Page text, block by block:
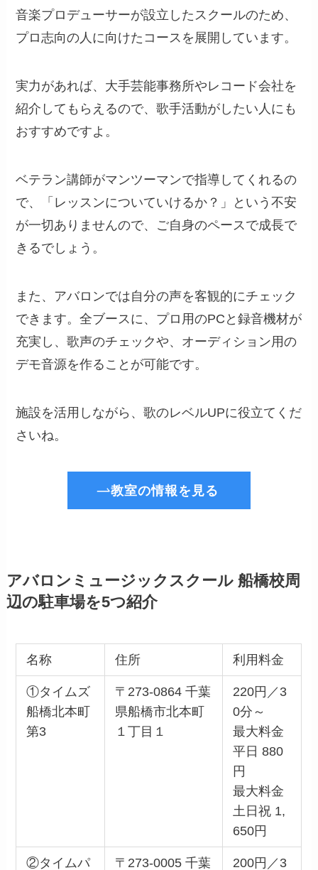
音楽プロデューサーが設立したスクールのため、
プロ志向の人に向けたコースを展開しています。
実力があれば、大手芸能事務所やレコード会社を
紹介してもらえるので、歌手活動がしたい人にも
おすすめですよ。
ベテラン講師がマンツーマンで指導してくれるの
で、「レッスンについていけるか？」という不安
が一切ありませんので、ご自身のペースで成長で
きるでしょう。
また、アバロンでは自分の声を客観的にチェック
できます。全ブースに、プロ用のPCと録音機材が
充実し、歌声のチェックや、オーディション用の
デモ音源を作ることが可能です。
施設を活用しながら、歌のレベルUPに役立てくだ
さいね。
教室の情報を見る
アバロンミュージックスクール 船橋校周
辺の駐車場を5つ紹介
名称 住所 利用料金
①タイムズ
船橋北本町
第3
〒273-0864 千葉
県船橋市北本町
１丁目１
220円／3
0分～
最大料金
平日 880
円
最大料金
土日祝 1,
650円
②タイムパ
〒273-0005 千葉
200円／3